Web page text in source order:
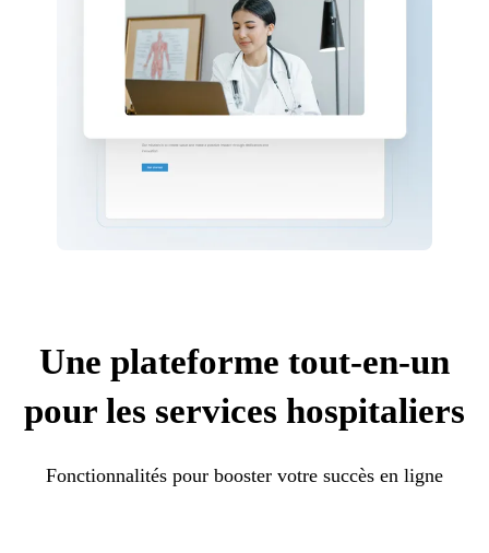
Une plateforme tout-en-un
pour les services hospitaliers
Fonctionnalités pour booster votre succès en ligne